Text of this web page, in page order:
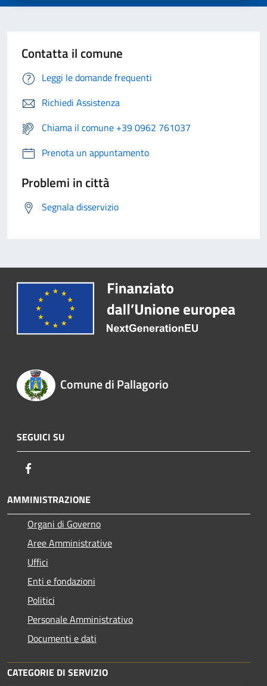
Contatta il comune
Leggi le domande frequenti
Richiedi Assistenza
Chiama il comune +39 0962 761037
Prenota un appuntamento
Problemi in città
Segnala disservizio
Comune di Pallagorio
SEGUICI SU
AMMINISTRAZIONE
Organi di Governo
Aree Amministrative
Uffici
Enti e fondazioni
Politici
Personale Amministrativo
Documenti e dati
CATEGORIE DI SERVIZIO